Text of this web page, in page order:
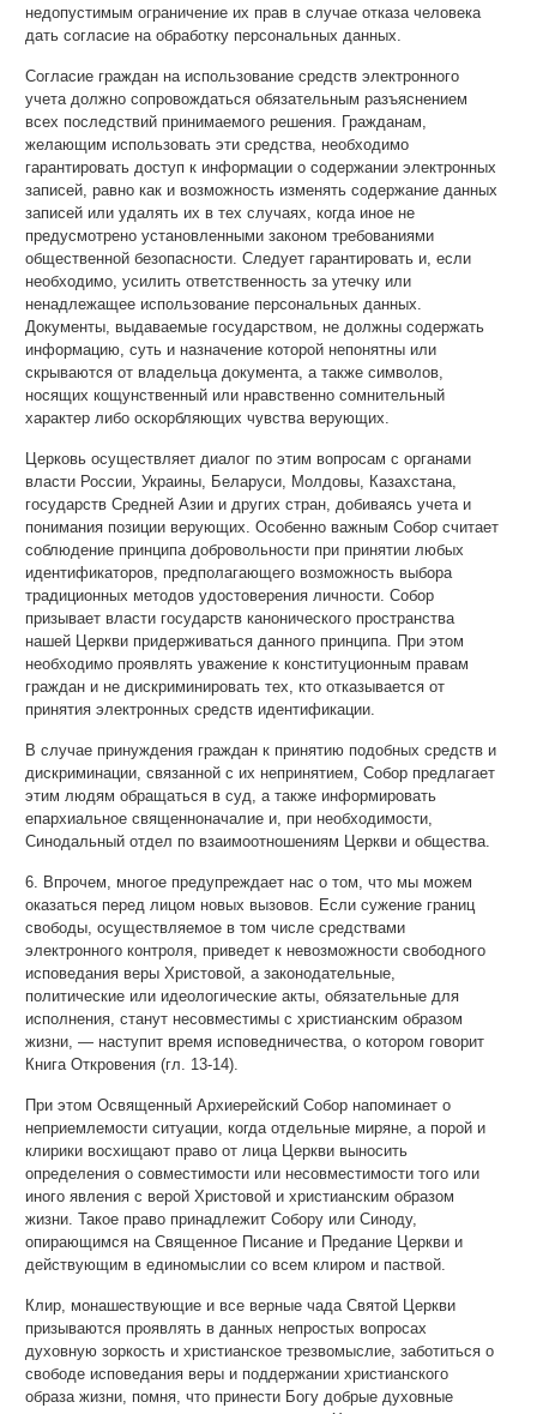
недопустимым ограничение их прав в случае отказа человека
дать согласие на обработку персональных данных.
Согласие граждан на использование средств электронного
учета должно сопровождаться обязательным разъяснением
всех последствий принимаемого решения. Гражданам,
желающим использовать эти средства, необходимо
гарантировать доступ к информации о содержании электронных
записей, равно как и возможность изменять содержание данных
записей или удалять их в тех случаях, когда иное не
предусмотрено установленными законом требованиями
общественной безопасности. Следует гарантировать и, если
необходимо, усилить ответственность за утечку или
ненадлежащее использование персональных данных.
Документы, выдаваемые государством, не должны содержать
информацию, суть и назначение которой непонятны или
скрываются от владельца документа, а также символов,
носящих кощунственный или нравственно сомнительный
характер либо оскорбляющих чувства верующих.
Церковь осуществляет диалог по этим вопросам с органами
власти России, Украины, Беларуси, Молдовы, Казахстана,
государств Средней Азии и других стран, добиваясь учета и
понимания позиции верующих. Особенно важным Собор считает
соблюдение принципа добровольности при принятии любых
идентификаторов, предполагающего возможность выбора
традиционных методов удостоверения личности. Собор
призывает власти государств канонического пространства
нашей Церкви придерживаться данного принципа. При этом
необходимо проявлять уважение к конституционным правам
граждан и не дискриминировать тех, кто отказывается от
принятия электронных средств идентификации.
В случае принуждения граждан к принятию подобных средств и
дискриминации, связанной с их непринятием, Собор предлагает
этим людям обращаться в суд, а также информировать
епархиальное священноначалие и, при необходимости,
Синодальный отдел по взаимоотношениям Церкви и общества.
6. Впрочем, многое предупреждает нас о том, что мы можем
оказаться перед лицом новых вызовов. Если сужение границ
свободы, осуществляемое в том числе средствами
электронного контроля, приведет к невозможности свободного
исповедания веры Христовой, а законодательные,
политические или идеологические акты, обязательные для
исполнения, станут несовместимы с христианским образом
жизни, — наступит время исповедничества, о котором говорит
Книга Откровения (гл. 13-14).
При этом Освященный Архиерейский Собор напоминает о
неприемлемости ситуации, когда отдельные миряне, а порой и
клирики восхищают право от лица Церкви выносить
определения о совместимости или несовместимости того или
иного явления с верой Христовой и христианским образом
жизни. Такое право принадлежит Собору или Синоду,
опирающимся на Священное Писание и Предание Церкви и
действующим в единомыслии со всем клиром и паствой.
Клир, монашествующие и все верные чада Святой Церкви
призываются проявлять в данных непростых вопросах
духовную зоркость и христианское трезвомыслие, заботиться о
свободе исповедания веры и поддержании христианского
образа жизни, помня, что принести Богу добрые духовные